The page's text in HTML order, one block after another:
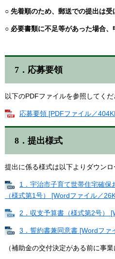
○ 先着順のため、郵送での提出は受
○ 必要書類に不足等があった場合、
7．応募要領
以下のPDFファイルを参照してくだ
応募要領 [PDFファイル／
8．提出様式
提出に係る様式は以下よりダウンロ
1．宇治市子育て世帯住宅確
（様式第1号） [Wordファイル／
2．収支予算書（様式第2号）
3．誓約書兼同意書 [Wordファ
（補助金の交付決定がある前に事業